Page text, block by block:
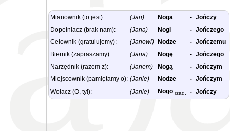
Mianownik (to jest): (Jan) Noga - Jończy
Dopełniacz (brak nam):
(Jana) Nogi - Jończego
Celownik (gratulujemy):
(Janowi) Nodze - Jończemu
Biernik (zapraszamy):
(Jana) Nogę - Jończego
Narzędnik (razem z):
(Janem) Nogą - Jończym
Miejscownik (pamiętamy o): (Janie) Nodze - Jończym
Wołacz (O, ty!):
(Janie) Nogo rzad. - Jończy